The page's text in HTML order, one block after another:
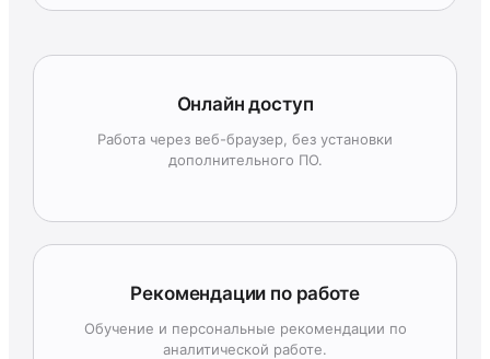
Онлайн доступ
Работа через веб-браузер, без установки
дополнительного ПО.
Рекомендации по работе
Обучение и персональные рекомендации по
аналитической работе.